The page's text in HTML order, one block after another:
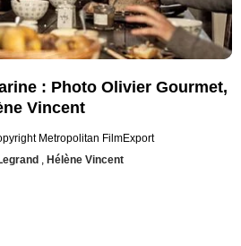
: Photo Olivier Gourmet,
Vincent
Metropolitan FilmExport
, Hélène Vincent